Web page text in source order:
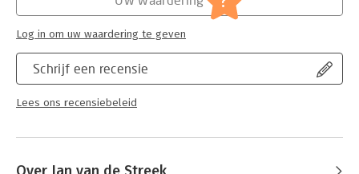
Serie:
Boom fiscale casuïstiek
Schrijf een recensie
Lees ons recensiebeleid
Log in om uw waardering te geven